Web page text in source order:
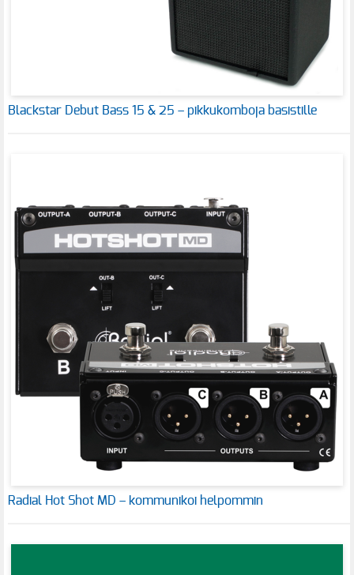
Blackstar Debut Bass 15 & 25 – pikkukomboja basistille
Radial Hot Shot MD – kommunikoi helpommin